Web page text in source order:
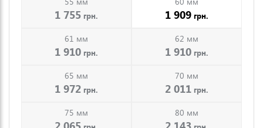
1 755 грн. 1 909 грн.
61 мм
1 910 грн.
62 мм
1 910 грн.
65 мм
1 972 грн.
70 мм
2 011 грн.
75 мм 80 мм